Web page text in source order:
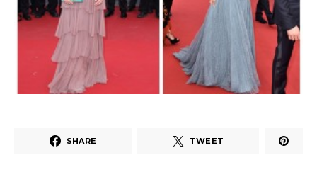
SHARE TWEET